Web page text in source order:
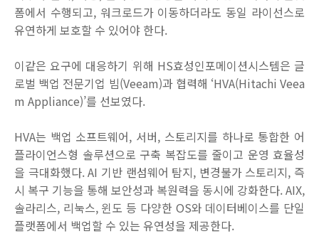
폼에서 수행되고, 워크로드가 이동하더라도 동일 라이선스로
유연하게 보호할 수 있어야 한다.
이같은 요구에 대응하기 위해 HS효성인포메이션시스템은 글
로벌 백업 전문기업 빔(Veeam)과 협력해 ‘HVA(Hitachi Veea
m Appliance)’를 선보였다.
HVA는 백업 소프트웨어, 서버, 스토리지를 하나로 통합한 어
플라이언스형 솔루션으로 구축 복잡도를 줄이고 운영 효율성
을 극대화했다. AI 기반 랜섬웨어 탐지, 변경불가 스토리지, 즉
시 복구 기능을 통해 보안성과 복원력을 동시에 강화한다. AIX,
솔라리스, 리눅스, 윈도 등 다양한 OS와 데이터베이스를 단일
플랫폼에서 백업할 수 있는 유연성을 제공한다.